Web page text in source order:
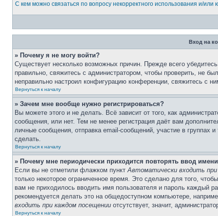
С кем можно связаться по вопросу некорректного использования и/
Вход на
» Почему я не могу войти?
Существует несколько возможных причин. Прежде всего
правильно, свяжитесь с администратором, чтобы проверить, не
неправильно настроил конфигурацию конференции, свяжитесь с
Вернуться к началу
» Зачем мне вообще нужно регистрироваться?
Вы можете этого и не делать. Всё зависит от того, как
сообщения, или нет. Тем не менее регистрация даёт вам
личные сообщения, отправка email-сообщений, участие в группах
сделать.
Вернуться к началу
» Почему мне периодически приходится повторять ввод
Если вы не отметили флажком пунктАвтоматически входить
только некоторое ограниченное время. Это сделано для того,
вам не приходилось вводить имя пользователя и пароль каждый
рекомендуется делать это на общедоступном компьютере,
входить при каждом посещении отсутствует, значит,
Вернуться к началу